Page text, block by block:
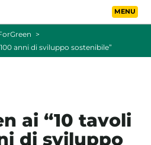
Vai al contenuto
anni di sviluppo sostenibile”
ai “10 tavoli
di sviluppo